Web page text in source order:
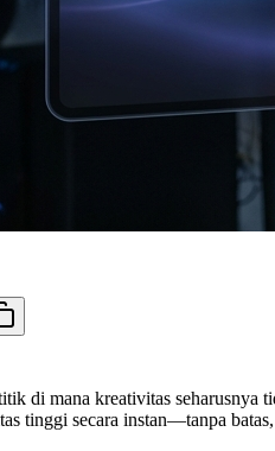
di mana kreativitas seharusnya
tinggi secara instan—tanpa